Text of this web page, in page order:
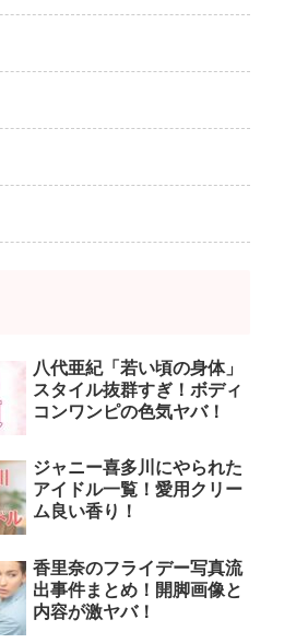
八代亜紀「若い頃の身体」
スタイル抜群すぎ！ボディ
コンワンピの色気ヤバ！
ジャニー喜多川にやられた
アイドル一覧！愛用クリー
ム良い香り！
香里奈のフライデー写真流
出事件まとめ！開脚画像と
内容が激ヤバ！